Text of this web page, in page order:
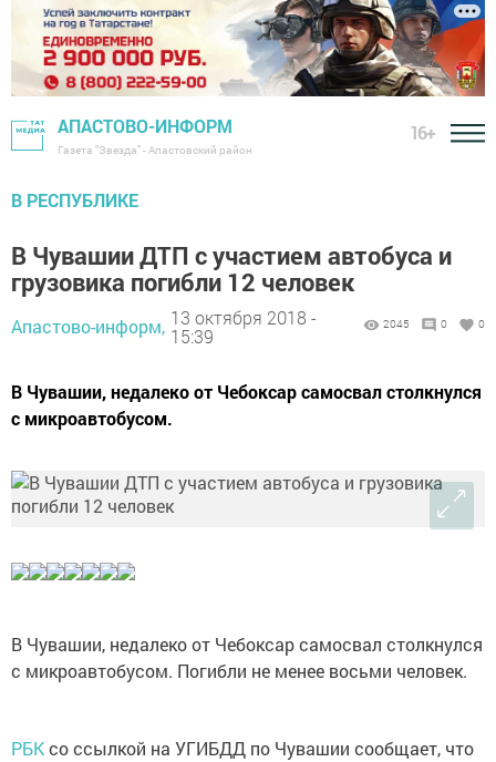
АПАСТОВО-ИНФОРМ
Газета "Звезда" - Апастовский район
16+
В РЕСПУБЛИКЕ
В Чувашии ДТП с участием автобуса и
грузовика погибли 12 человек
Апастово-информ, 13 октября 2018 -
15:39
2045 0 0
В Чувашии, недалеко от Чебоксар самосвал столкнулся
с микроавтобусом.
В Чувашии, недалеко от Чебоксар самосвал столкнулся
с микроавтобусом. Погибли не менее восьми человек.
РБКсо ссылкой на УГИБДД по Чувашии сообщает, что